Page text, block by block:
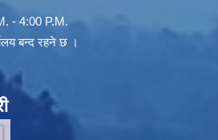
- 4:00 P.M.
बन्द रहने छ ।